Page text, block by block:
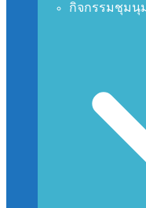
กิจกรรมชุมนุ